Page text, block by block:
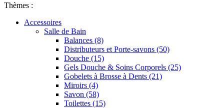
Thèmes :
Accessoires
Salle de Bain
Balances (8)
Distributeurs et Porte-savons (50)
Douche (15)
Gels Douche & Soins Corporels (25)
Gobelets à Brosse à Dents (21)
Miroirs (4)
Savon (58)
Toilettes (15)